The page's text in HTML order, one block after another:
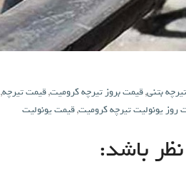
بتنی,قیمت بروز تیرچه کرومیت,قیمت تیرچه,
روز یونولیت تیرچه کرومیت,قیمت یونولیت
باشد: